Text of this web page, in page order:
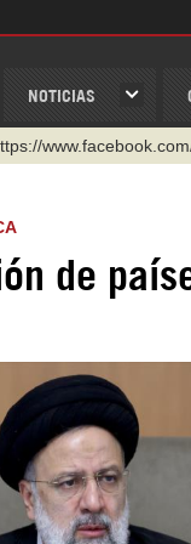
NOTICIAS
t.me/hispantvcanal
urmedium.com/c/
WhatsApp y Viber: +98
de